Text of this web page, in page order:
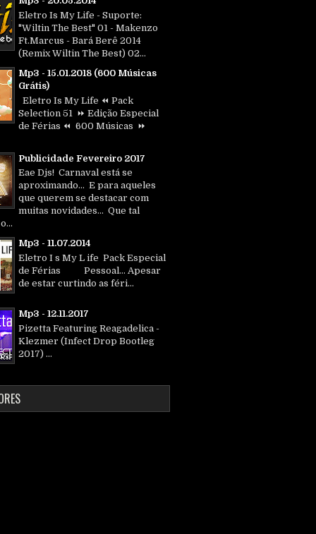
Eletro Is My Life - Suporte:
"Wiltin The Best" 01 - Makenzo
Ft.Marcus - Bará Berê 2014
(Remix Wiltin The Best) 02...
Mp3 - 15.01.2018 (600 Músicas
Grátis)
Eletro Is My Life ⏪ Pack
Selection 51 ⏩ Edição Especial
de Férias ⏪ 600 Músicas ⏩
Publicidade Fevereiro 2017
Eae Djs! Carnaval está se
aproximando... E para aqueles
que querem se destacar com
muitas novidades... Que tal
Mp3 - 11.07.2014
Eletro I s My L ife Pack Especial
de Férias Pessoal... Apesar
de estar curtindo as féri...
Mp3 - 12.11.2017
Pizetta Featuring Reagadelica -
Klezmer (Infect Drop Bootleg
2017) ...